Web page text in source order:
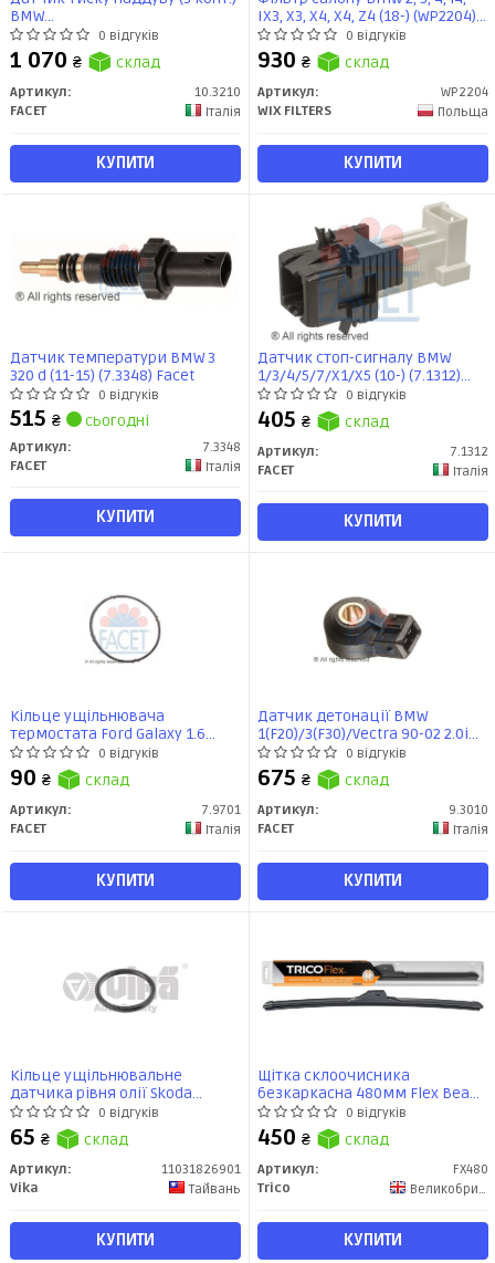
BMW
1(E87/F20)/3(E90/F30)/5(F10)/X3(E83)
1.5-3.0D 06- (10.3210) Facet
0 відгуків
1 070 ₴ склад
Артикул:
10.3210
FACET
Італія
КУПИТИ
IX3, X3, X4, X4, Z4 (18-) (WP2204)
WIX
0 відгуків
930 ₴ склад
Артикул:
WP2204
WIX FILTERS
Польща
КУПИТИ
Датчик температури BMW 3
320 d (11-15) (7.3348) Facet
0 відгуків
515 ₴ сьогодні
Артикул:
7.3348
FACET
Італія
КУПИТИ
Датчик стоп-сигналу BMW
1/3/4/5/7/X1/X5 (10-) (7.1312)
Facet
0 відгуків
405 ₴ склад
Артикул:
7.1312
FACET
Італія
КУПИТИ
Кільце ущільнювача
термостата Ford Galaxy 1.6
ecoboost (10-15) (7.9701) Facet
0 відгуків
90 ₴ склад
Артикул:
7.9701
FACET
Італія
КУПИТИ
Датчик детонації BMW
1(F20)/3(F30)/Vectra 90-02 2.0i
(9.3010) Facet0 відгуків
675 ₴ склад
Артикул:
9.3010
FACET
Італія
КУПИТИ
Кільце ущільнювальне
датчика рівня олії Skoda
Octavia (05-13,12-)/VW Golf (08-
13),Passat (10-14,14-)
(11031826901) vika
0 відгуків
65 ₴ склад
Артикул:
11031826901
Vika
Тайвань
КУПИТИ
Щітка склоочисника
безкаркасна 480мм Flex Beam
Blade (FX480) TRICO
0 відгуків
450 ₴ склад
Артикул:
FX480
Trico
Великобритания
КУПИТИ